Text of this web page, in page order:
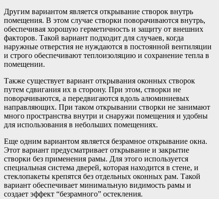
Другим вариантом является открывание створок внутрь
помещения. В этом случае створки поворачиваются внутрь,
обеспечивая хорошую герметичность и защиту от внешних
факторов. Такой вариант подходит для случаев, когда
наружные отверстия не нуждаются в постоянной вентиляции
и строго обеспечивают теплоизоляцию и сохранение тепла в
помещении.
Также существует вариант открывания оконных створок
путем сдвигания их в сторону. При этом, створки не
поворачиваются, а передвигаются вдоль алюминиевых
направляющих. При таком открывании створки не занимают
много пространства внутри и снаружи помещения и удобны
для использования в небольших помещениях.
Еще одним вариантом является безрамное открывание окна.
Этот вариант предусматривает открывание и закрытие
створки без применения рамы. Для этого используется
специальная система дверей, которая находится в стене, и
стеклопакеты крепятся без отдельных оконных рам. Такой
вариант обеспечивает минимальную видимость рамы и
создает эффект “безрамного” остекления.